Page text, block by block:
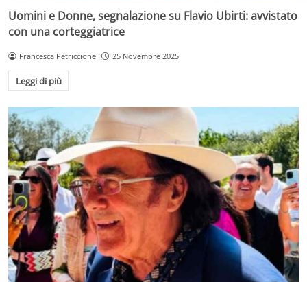
Uomini e Donne, segnalazione su Flavio Ubirti: avvistato
con una corteggiatrice
Francesca Petriccione 25 Novembre 2025
Leggi di più